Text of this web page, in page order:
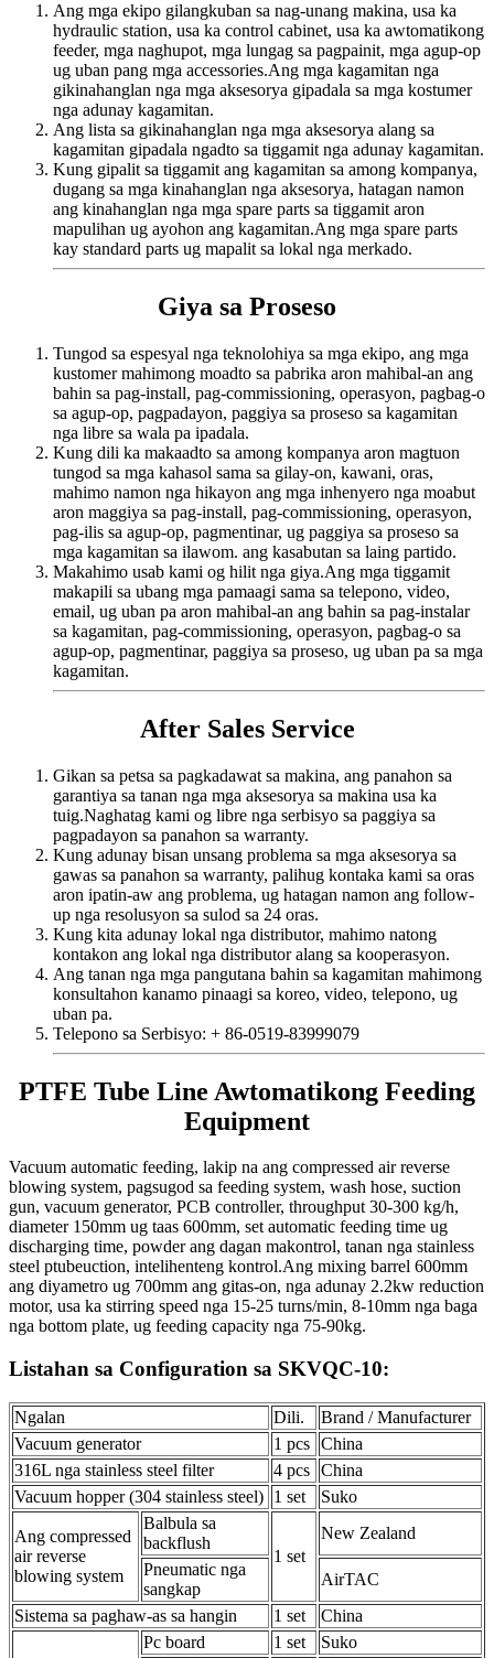
Ang mga ekipo gilangkuban sa nag-unang makina, usa ka
hydraulic station, usa ka control cabinet, usa ka awtomatikong
feeder, mga naghupot, mga lungag sa pagpainit, mga agup-op
ug uban pang mga accessories.Ang mga kagamitan nga
gikinahanglan nga mga aksesorya gipadala sa mga kostumer
nga adunay kagamitan.
Ang lista sa gikinahanglan nga mga aksesorya alang sa
kagamitan gipadala ngadto sa tiggamit nga adunay kagamitan.
Kung gipalit sa tiggamit ang kagamitan sa among kompanya,
dugang sa mga kinahanglan nga aksesorya, hatagan namon
ang kinahanglan nga mga spare parts sa tiggamit aron
mapulihan ug ayohon ang kagamitan.Ang mga spare parts
kay standard parts ug mapalit sa lokal nga merkado.
Giya sa Proseso
Tungod sa espesyal nga teknolohiya sa mga ekipo, ang mga
kustomer mahimong moadto sa pabrika aron mahibal-an ang
bahin sa pag-install, pag-commissioning, operasyon, pagbag-o
sa agup-op, pagpadayon, paggiya sa proseso sa kagamitan
nga libre sa wala pa ipadala.
Kung dili ka makaadto sa among kompanya aron magtuon
tungod sa mga kahasol sama sa gilay-on, kawani, oras,
mahimo namon nga hikayon ang mga inhenyero nga moabut
aron maggiya sa pag-install, pag-commissioning, operasyon,
pag-ilis sa agup-op, pagmentinar, ug paggiya sa proseso sa
mga kagamitan sa ilawom. ang kasabutan sa laing partido.
Makahimo usab kami og hilit nga giya.Ang mga tiggamit
makapili sa ubang mga pamaagi sama sa telepono, video,
email, ug uban pa aron mahibal-an ang bahin sa pag-instalar
sa kagamitan, pag-commissioning, operasyon, pagbag-o sa
agup-op, pagmentinar, paggiya sa proseso, ug uban pa sa mga
kagamitan.
After Sales Service
Gikan sa petsa sa pagkadawat sa makina, ang panahon sa
garantiya sa tanan nga mga aksesorya sa makina usa ka
tuig.Naghatag kami og libre nga serbisyo sa paggiya sa
pagpadayon sa panahon sa warranty.
Kung adunay bisan unsang problema sa mga aksesorya sa
gawas sa panahon sa warranty, palihug kontaka kami sa oras
aron ipatin-aw ang problema, ug hatagan namon ang follow-
up nga resolusyon sa sulod sa 24 oras.
Kung kita adunay lokal nga distributor, mahimo natong
kontakon ang lokal nga distributor alang sa kooperasyon.
Ang tanan nga mga pangutana bahin sa kagamitan mahimong
konsultahon kanamo pinaagi sa koreo, video, telepono, ug
uban pa.
Telepono sa Serbisyo: + 86-0519-83999079
PTFE Tube Line Awtomatikong Feeding
Equipment
Vacuum automatic feeding, lakip na ang compressed air reverse
blowing system, pagsugod sa feeding system, wash hose, suction
gun, vacuum generator, PCB controller, throughput 30-300 kg/h,
diameter 150mm ug taas 600mm, set automatic feeding time ug
discharging time, powder ang dagan makontrol, tanan nga stainless
steel ptubeuction, intelihenteng kontrol.Ang mixing barrel 600mm
ang diyametro ug 700mm ang gitas-on, nga adunay 2.2kw reduction
motor, usa ka stirring speed nga 15-25 turns/min, 8-10mm nga baga
nga bottom plate, ug feeding capacity nga 75-90kg.
Listahan sa Configuration sa SKVQC-10:
Ngalan Dili.
Brand / Manufacturer
Vacuum generator
1 pcs China
316L nga stainless steel filter
4 pcs China
Vacuum hopper (304 stainless steel) 1 set Suko
Ang compressed
air reverse
blowing system
Balbula sa
backflush
1 set
New Zealand
Pneumatic nga
sangkap
AirTAC
Sistema sa paghaw-as sa hangin
1 set China
Pc board 1 set
Suko